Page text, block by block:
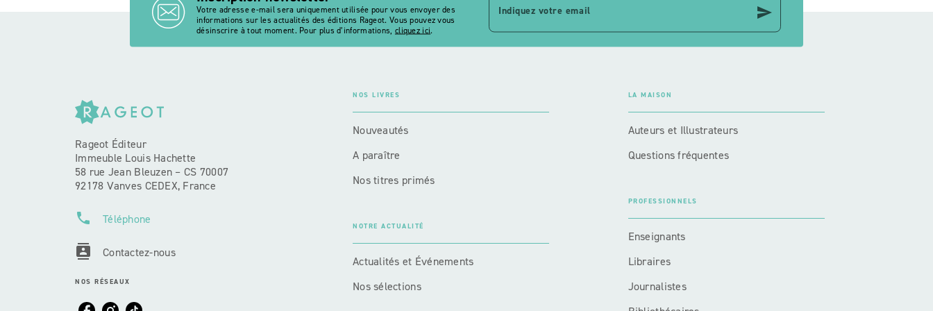
Votre adresse e-mail sera uniquement utilisée pour vous envoyer des
informations sur les actualités des éditions Rageot. Vous pouvez vous
désinscrire à tout moment. Pour plus d’informations, cliquez ici.
Indiquez votre email send
Rageot Éditeur
Immeuble Louis Hachette
58 rue Jean Bleuzen – CS 70007
92178 Vanves CEDEX, France
phone Téléphone
contacts Contactez-nous
NOS RÉSEAUX
NOS LIVRES
Nouveautés
A paraître
Nos titres primés
NOTRE ACTUALITÉ
Actualités et Événements
Nos sélections
LA MAISON
Auteurs et Illustrateurs
Questions fréquentes
PROFESSIONNELS
Enseignants
Libraires
Journalistes